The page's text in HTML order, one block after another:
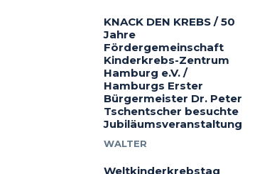
KNACK DEN KREBS / 50
Jahre
Fördergemeinschaft
Kinderkrebs-Zentrum
Hamburg e.V. /
Hamburgs Erster
Bürgermeister Dr. Peter
Tschentscher besuchte
Jubiläumsveranstaltung
WALTER
Weltkinderkrebstag